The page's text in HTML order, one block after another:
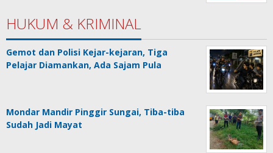
HUKUM & KRIMINAL
Gemot dan Polisi Kejar-kejaran, Tiga
Pelajar Diamankan, Ada Sajam Pula
Mondar Mandir Pinggir Sungai, Tiba-tiba
Sudah Jadi Mayat